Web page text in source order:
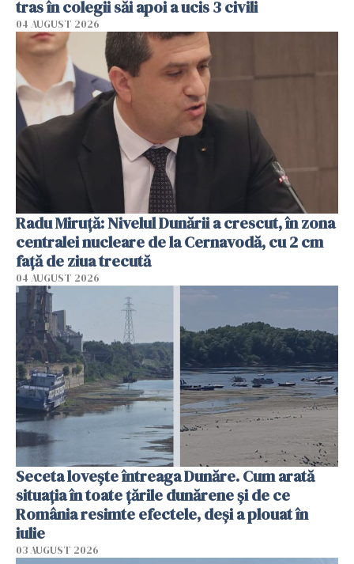
tras în colegii săi apoi a ucis 3 civili
04 AUGUST 2026
Radu Miruţă: Nivelul Dunării a crescut, în zona
centralei nucleare de la Cernavodă, cu 2 cm
faţă de ziua trecută
04 AUGUST 2026
Seceta lovește întreaga Dunăre. Cum arată
situația în toate țările dunărene și de ce
România resimte efectele, deși a plouat în
iulie
03 AUGUST 2026